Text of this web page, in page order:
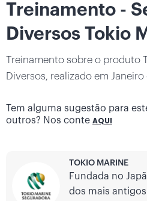
Treinamento -
Diversos Tokio
Treinamento sobre o produto
Diversos, realizado em Janeiro
Tem alguma sugestão para
outros? Nos conte AQUI
TOKIO MARINE
Fundada no
dos mais